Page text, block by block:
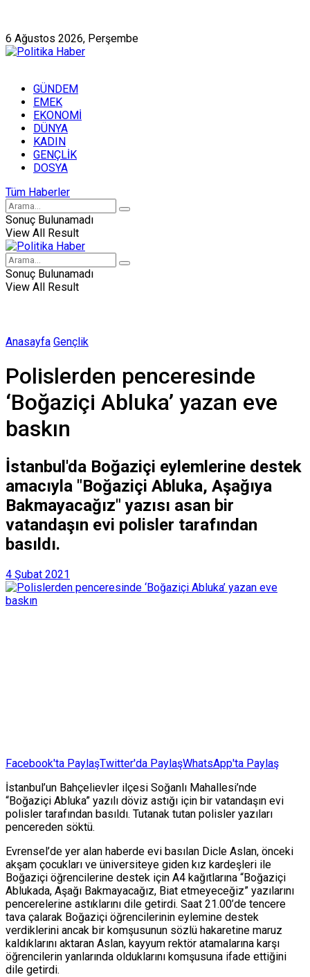
6 Ağustos 2026, Perşembe
GÜNDEM
EMEK
EKONOMİ
DÜNYA
KADIN
GENÇLİK
DOSYA
Tüm Haberler
Sonuç Bulunamadı
View All Result
Sonuç Bulunamadı
View All Result
Anasayfa Gençlik
Polislerden penceresinde
‘Boğaziçi Abluka’ yazan eve
baskın
İstanbul'da Boğaziçi eylemlerine destek
amacıyla "Boğaziçi Abluka, Aşağıya
Bakmayacağız" yazısı asan bir
vatandaşın evi polisler tarafından
basıldı.
4 Şubat 2021
Facebook'ta PaylaşTwitter'da PaylaşWhatsApp'ta Paylaş
İstanbul’un Bahçelievler ilçesi Soğanlı Mahallesi’nde
“Boğaziçi Abluka” yazılı döviz astığı için bir vatandaşın evi
polisler tarafından basıldı. Tutanak tutan polisler yazıları
pencereden söktü.
Evrensel’de yer alan haberde evi basılan Dicle Aslan, önceki
akşam çocukları ve üniversiteye giden kız kardeşleri ile
Boğaziçi öğrencilerine destek için A4 kağıtlarına “Boğaziçi
Ablukada, Aşağı Bakmayacağız, Biat etmeyeceğiz” yazılarını
pencerelerine astıklarını dile getirdi. Saat 21.00’de tencere
tava çalarak Boğaziçi öğrencilerinin eylemine destek
verdiklerini ancak bir komşusunun sözlü hakaretine maruz
kaldıklarını aktaran Aslan, kayyum rektör atamalarına karşı
öğrencilerin yanlarında olduklarını komşusuna ifade ettiğini
dile getirdi.